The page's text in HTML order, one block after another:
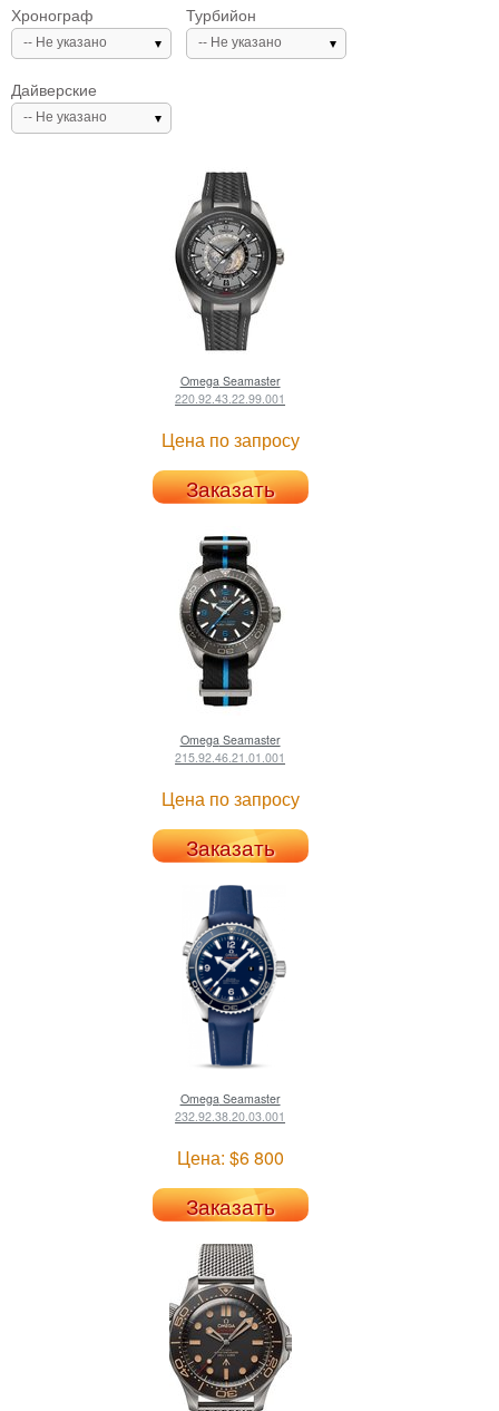
Хронограф
-- Не указано
Турбийон
-- Не указано
Дайверские
-- Не указано
Omega Seamaster
220.92.43.22.99.001
Цена по запросу
Заказать
Omega Seamaster
215.92.46.21.01.001
Цена по запросу
Заказать
Omega Seamaster
232.92.38.20.03.001
Цена: $6 800
Заказать